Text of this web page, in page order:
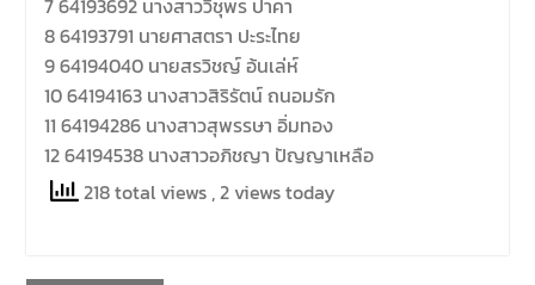
8 64193791 นายศาสตรา ปะระไทย
9 64194040 นายสรวิชญ์ อ้นเล่ห์
10 64194163 นางสาวสิริรัตน์ ถนอมรัก
11 64194286 นางสาวสุพรรษา อิ่มทอง
12 64194538 นางสาวอภิชญา ปัญญาเหลือ
218 total views , 2 views today